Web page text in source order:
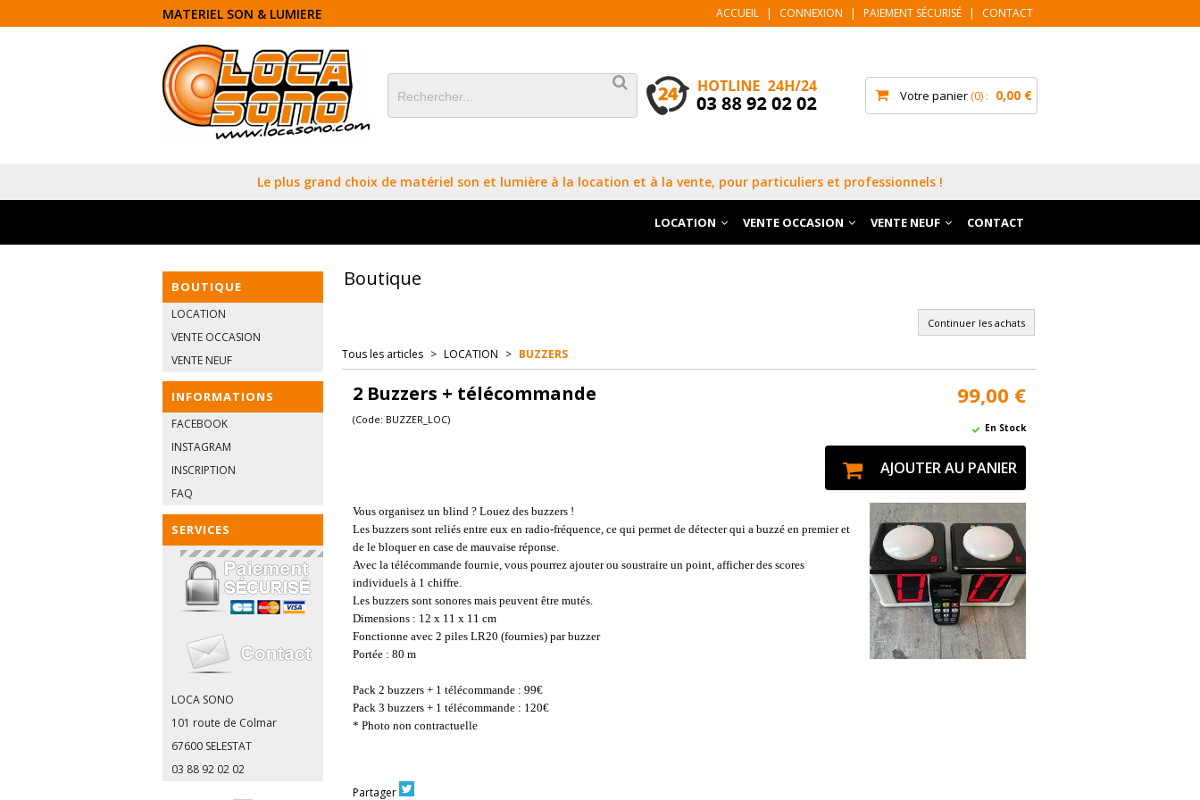
MATERIEL SON & LUMIERE ACCUEIL | CONNEXION | PAIEMENT SÉCURISÉ | CONTACT
Votre panier 0 0,00 €
Le plus grand choix de matériel son et lumière à la location et à la vente, pour particuliers et professionnels !
LOCATION VENTE OCCASION VENTE NEUF CONTACT
BOUTIQUE
LOCATION
VENTE OCCASION
VENTE NEUF
INFORMATIONS
FACEBOOK
INSTAGRAM
INSCRIPTION
FAQ
SERVICES
LOCA SONO
101 route de Colmar
67600 SELESTAT
03 88 92 02 02
Boutique
Continuer les achats
Tous les articles > LOCATION > BUZZERS
2 Buzzers + télécommande
(Code: BUZZER_LOC)
99,00 €
En Stock
AJOUTER AU PANIER
Vous organisez un blind ? Louez des buzzers !
Les buzzers sont reliés entre eux en radio-fréquence, ce qui permet de détecter qui a buzzé en premier et
de le bloquer en case de mauvaise réponse.
Avec la télécommande fournie, vous pourrez ajouter ou soustraire un point, afficher des scores
individuels à 1 chiffre.
Les buzzers sont sonores mais peuvent être mutés.
Dimensions : 12 x 11 x 11 cm
Fonctionne avec 2 piles LR20 (fournies) par buzzer
Portée : 80 m
Pack 2 buzzers + 1 télécommande : 99€
Pack 3 buzzers + 1 télécommande : 120€
* Photo non contractuelle
Partager